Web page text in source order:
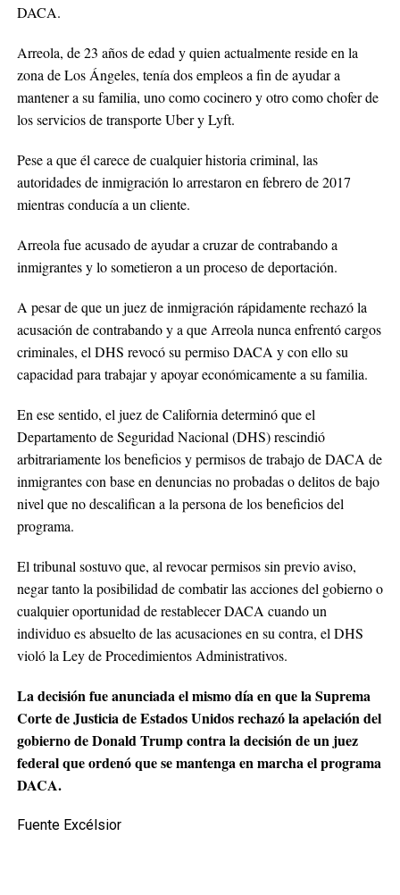
DACA.
Arreola, de 23 años de edad y quien actualmente reside en la
zona de Los Ángeles, tenía dos empleos a fin de ayudar a
mantener a su familia, uno como cocinero y otro como chofer de
los servicios de transporte Uber y Lyft.
Pese a que él carece de cualquier historia criminal, las
autoridades de inmigración lo arrestaron en febrero de 2017
mientras conducía a un cliente.
Arreola fue acusado de ayudar a cruzar de contrabando a
inmigrantes y lo sometieron a un proceso de deportación.
A pesar de que un juez de inmigración rápidamente rechazó la
acusación de contrabando y a que Arreola nunca enfrentó cargos
criminales, el DHS revocó su permiso DACA y con ello su
capacidad para trabajar y apoyar económicamente a su familia.
En ese sentido, el juez de California determinó que el
Departamento de Seguridad Nacional (DHS) rescindió
arbitrariamente los beneficios y permisos de trabajo de DACA de
inmigrantes con base en denuncias no probadas o delitos de bajo
nivel que no descalifican a la persona de los beneficios del
programa.
El tribunal sostuvo que, al revocar permisos sin previo aviso,
negar tanto la posibilidad de combatir las acciones del gobierno o
cualquier oportunidad de restablecer DACA cuando un
individuo es absuelto de las acusaciones en su contra, el DHS
violó la Ley de Procedimientos Administrativos.
La decisión fue anunciada el mismo día en que la Suprema
Corte de Justicia de Estados Unidos rechazó la apelación del
gobierno de Donald Trump contra la decisión de un juez
federal que ordenó que se mantenga en marcha el programa
DACA.
Fuente Excélsior